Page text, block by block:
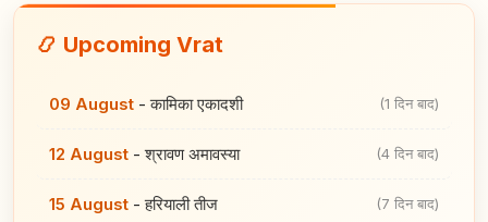
📿 Upcoming Vrat
09 August -कामिका एकादशी (1 दिन बाद)
12 August -श्रावण अमावस्या (4 दिन बाद)
15 August -हरियाली तीज (7 दिन बाद)